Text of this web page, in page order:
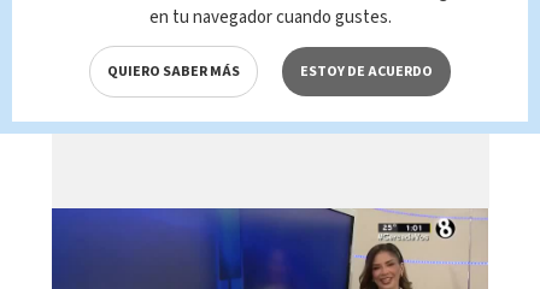
Telediario En Directo con Paula
Brenes, 07 de agosto 2026
en tu navegador cuando gustes.
QUIERO SABER MÁS ESTOY DE ACUERDO